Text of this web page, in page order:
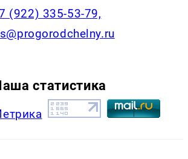
(922) 335-53-79,
статистика